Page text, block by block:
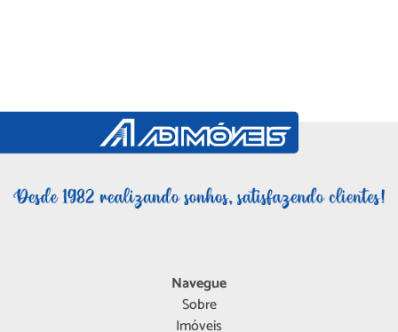
Navegue
Sobre
Imóveis